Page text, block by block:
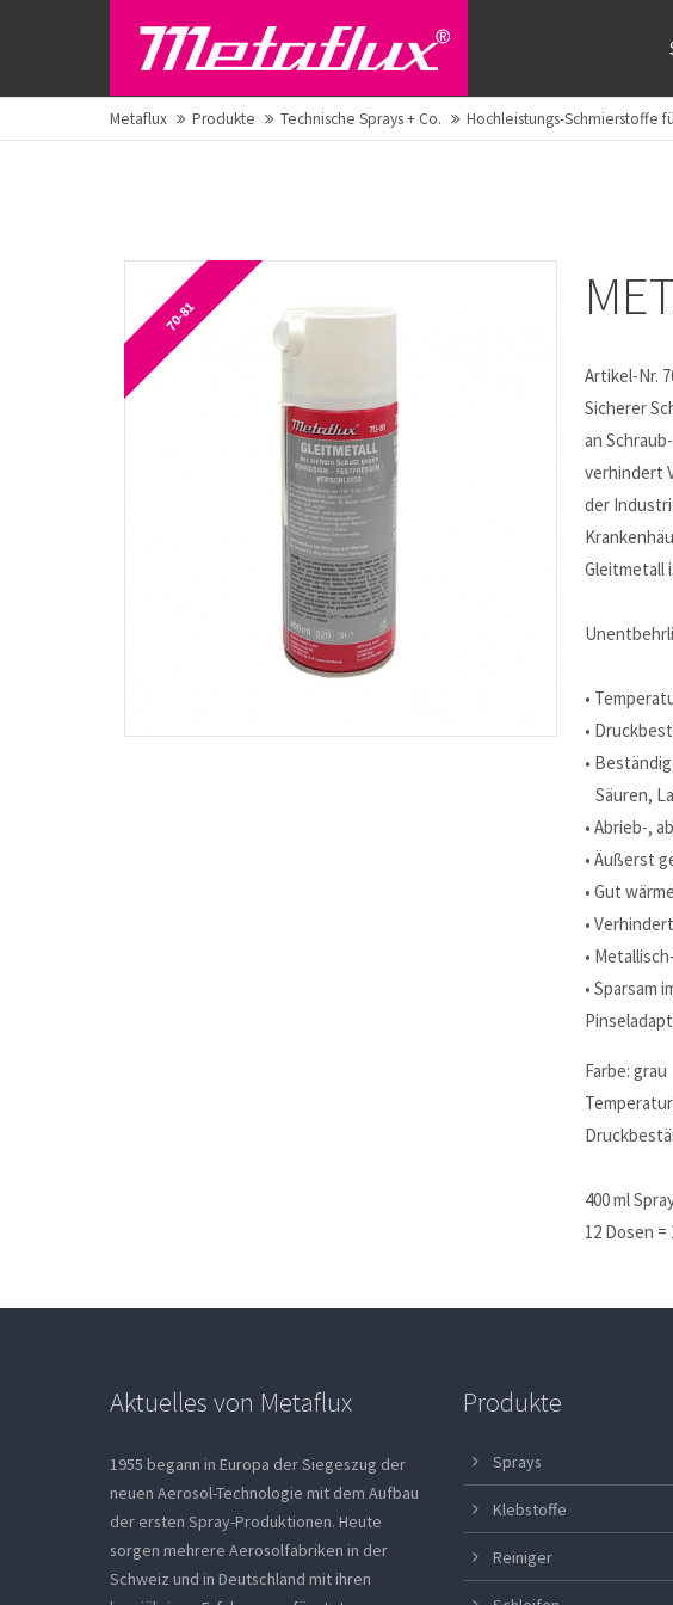
Metaflux Produkte Technische Sprays + Co. Hochleistungs-Schmierstoffe
70-81
Artikel-Nr.
Sicherer
an
verhindert
der
Gleitmetall
•
•
•
Säuren,
• Abrieb-,
• Äußerst
• Gut
•
•
• Sparsam
Farbe: grau
400 ml
12 Dosen =
Aktuelles von Metaflux
1955 begann in Europa der Siegeszug der
neuen Aerosol-Technologie mit dem Aufbau
der ersten Spray-Produktionen. Heute
sorgen mehrere Aerosolfabriken in der
Schweiz und in Deutschland mit ihren
Produkte
Sprays
Klebstoffe
Reiniger